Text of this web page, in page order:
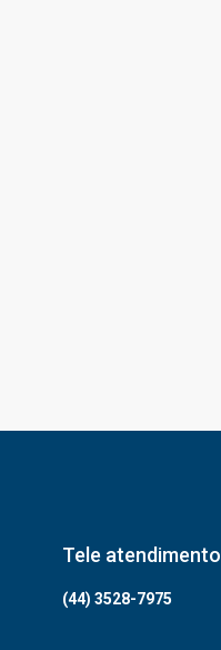
Tele atendimento
(44) 3528-7975